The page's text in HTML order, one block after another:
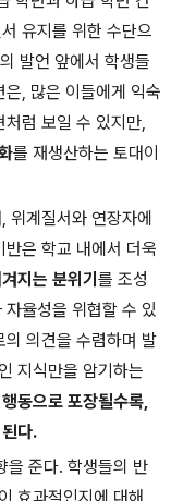
유지를 위한 수단으
발언 앞에서 학생들
, 많은 이들에게 익숙
럼 보일 수 있지만,
를 재생산하는 토대이
위계질서와 연장자에
은 학교 내에서 더욱
지는 분위기 를 조성
율성을 위협할 수 있
의 의견을 수렴하며 발
지식만을 암기하는
동으로 포장될수록,
다.
을 준다. 학생들의 반